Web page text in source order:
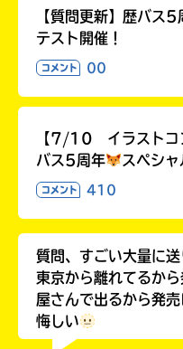
【質問更新】歴バス
テスト開催！
コメント 00
【7/10 イラストコ
バス5周年
スペシャ
コメント 410
質問、すごい大量に
東京から離れてるか
屋さんで出るから発
悔しい